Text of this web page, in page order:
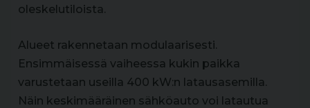
oleskelutiloista.
Alueet rakennetaan modulaarisesti.
Ensimmäisessä vaiheessa kukin paikka
varustetaan useilla 400 kW:n latausasemilla.
Näin keskimääräinen sähköauto voi latautua